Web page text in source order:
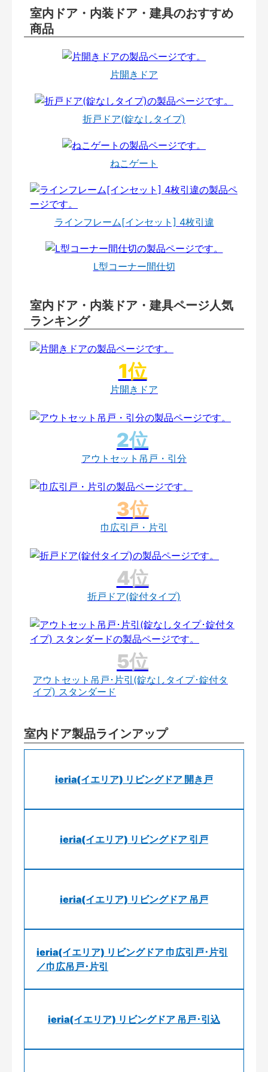
室内ドア・内装ドア・建具のおすすめ
商品
片開きドア
折戸ドア(錠なしタイプ)
ねこゲート
ラインフレーム[インセット] 4枚引違
L型コーナー間仕切
室内ドア・内装ドア・建具ページ人気
ランキング
片開きドア
アウトセット吊戸・引分
巾広引戸・片引
折戸ドア(錠付タイプ)
アウトセット吊戸･片引(錠なしタイプ･錠付タ
イプ) スタンダード
室内ドア製品ラインアップ
ieria(イエリア) リビングドア 開き戸
ieria(イエリア) リビングドア 引戸
ieria(イエリア) リビングドア 吊戸
ieria(イエリア) リビングドア 巾広引戸･片引
／巾広吊戸･片引
ieria(イエリア) リビングドア 吊戸･引込